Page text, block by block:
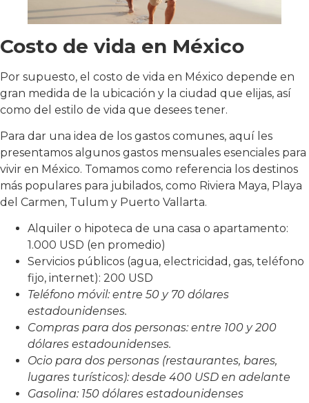
Costo de vida en México
Por supuesto, el costo de vida en México depende en
gran medida de la ubicación y la ciudad que elijas, así
como del estilo de vida que desees tener.
Para dar una idea de los gastos comunes, aquí les
presentamos algunos gastos mensuales esenciales para
vivir en México. Tomamos como referencia los destinos
más populares para jubilados, como Riviera Maya, Playa
del Carmen, Tulum y Puerto Vallarta.
Alquiler o hipoteca de una casa o apartamento:
1.000 USD (en promedio)
Servicios públicos (agua, electricidad, gas, teléfono
fijo, internet): 200 USD
Teléfono móvil: entre 50 y 70 dólares
estadounidenses.
Compras para dos personas: entre 100 y 200
dólares estadounidenses.
Ocio para dos personas (restaurantes, bares,
lugares turísticos): desde 400 USD en adelante
Gasolina: 150 dólares estadounidenses